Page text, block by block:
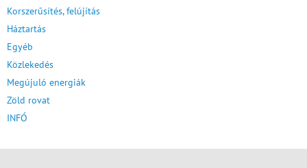
Korszerűsítés, felújítás
Háztartás
Egyéb
Közlekedés
Megújuló energiák
Zöld rovat
INFÓ